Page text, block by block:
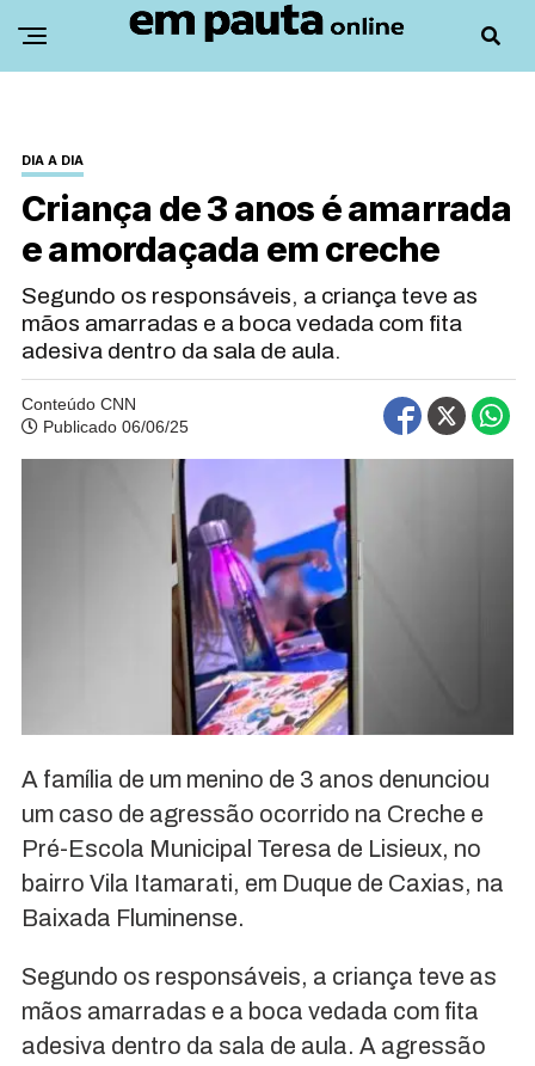
DIA A DIA
Criança de 3 anos é amarrada
e amordaçada em creche
Segundo os responsáveis, a criança teve as
mãos amarradas e a boca vedada com fita
adesiva dentro da sala de aula.
Conteúdo CNN
Publicado 06/06/25
A família de um menino de 3 anos denunciou
um caso de agressão ocorrido na Creche e
Pré-Escola Municipal Teresa de Lisieux, no
bairro Vila Itamarati, em Duque de Caxias, na
Baixada Fluminense.
Segundo os responsáveis, a criança teve as
mãos amarradas e a boca vedada com fita
adesiva dentro da sala de aula. A agressão